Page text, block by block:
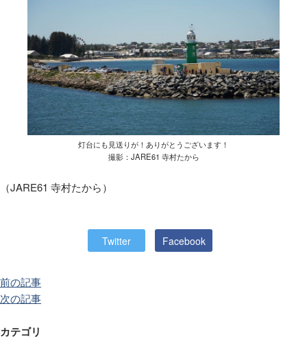
灯台にも見送りが！ありがとうございます！
撮影：JARE61 寺村たから
（JARE61 寺村たから）
Twitter Facebook
前の記事
次の記事
カテゴリ